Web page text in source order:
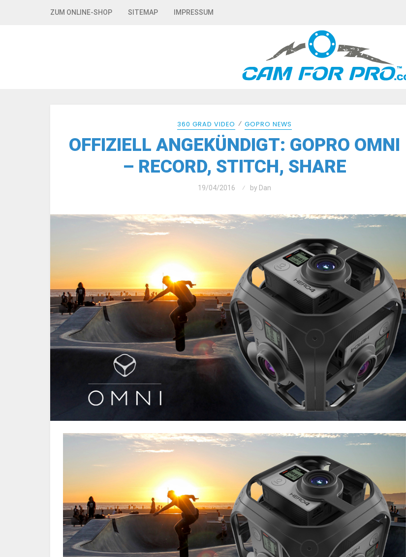
ZUM ONLINE-SHOP SITEMAP IMPRESSUM
360 GRAD VIDEO ⁄ GOPRO NEWS
OFFIZIELL ANGEKÜNDIGT: GOPRO OMNI
– RECORD, STITCH, SHARE
19/04/2016 by Dan